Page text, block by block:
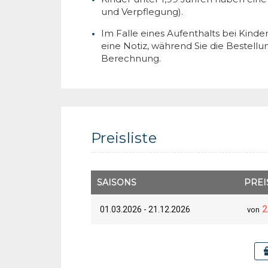
und Verpflegung).
Im Falle eines Aufenthalts bei
eine Notiz, während Sie die
Berechnung.
Preisliste
SAISONS
01.03.2026 - 21.12.2026 von